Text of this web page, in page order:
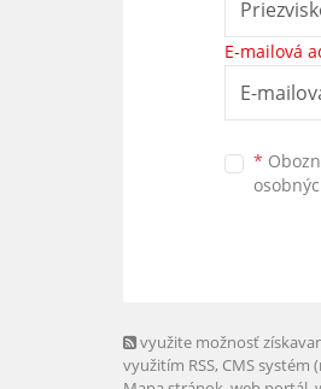
E-mailová
*
využite možnosť
využitím RSS, CMS systém